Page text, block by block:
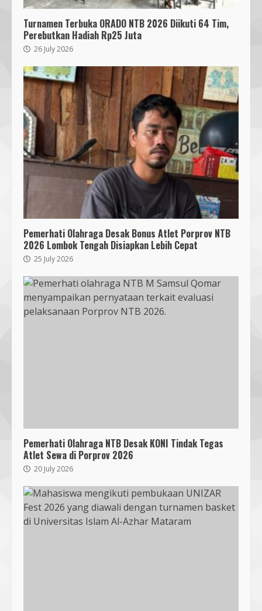
Turnamen Terbuka ORADO NTB 2026 Diikuti 64 Tim,
Perebutkan Hadiah Rp25 Juta
26 July 2026
Pemerhati Olahraga Desak Bonus Atlet Porprov NTB
2026 Lombok Tengah Disiapkan Lebih Cepat
25 July 2026
Pemerhati Olahraga NTB Desak KONI Tindak Tegas
Atlet Sewa di Porprov 2026
20 July 2026
Bukan Sekadar Bersih-Bersih, KKN
UMMAT dan Warga Sesela Perkuat
Ketangguhan Desa dari Risiko